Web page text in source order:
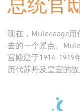
现在，Muleeaage
去的一个景点。
宫殿建于1914-1919
历代苏丹及皇室的